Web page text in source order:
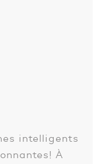
intelligents
À